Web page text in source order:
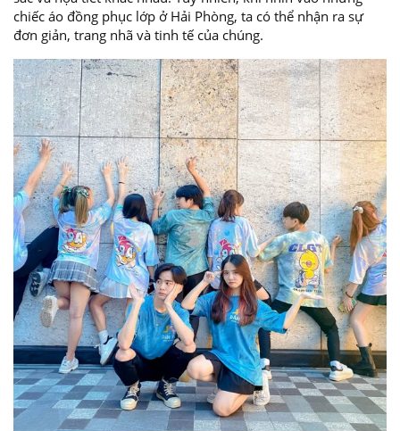
chiếc áo đồng phục lớp ở Hải Phòng, ta có thể nhận ra sự
đơn giản, trang nhã và tinh tế của chúng.